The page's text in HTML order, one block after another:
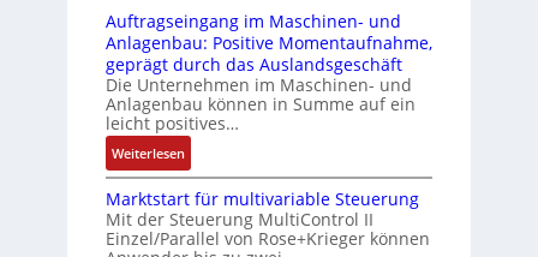
s
i
c
h
f
l
e
x
i
b
e
i
e
n
4
G
u
n
d
5
Z
e
r
t
i
i
e
u
c
k
a
u
s
g
l
e
i
c
Auftragseingang im Maschinen- und
Anlagenbau: Positive Momentaufnahme,
geprägt durch das Auslandsgeschäft
Die Unternehmen im Maschinen- und
Anlagenbau können in Summe auf ein
leicht positives…
Weiterlesen:
A
u
f
t
Marktstart für multivariable Steuerung
Mit der Steuerung MultiControl II
Einzel/Parallel von Rose+Krieger können